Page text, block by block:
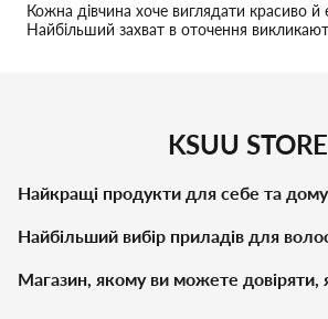
Кожна дівчина хоче виглядати красиво й
Найбільший захват в оточення
KSUU STORE
Найкращі продукти для себе та дому
Найбільший вибір приладів для
Магазин, якому ви можете довіряти,